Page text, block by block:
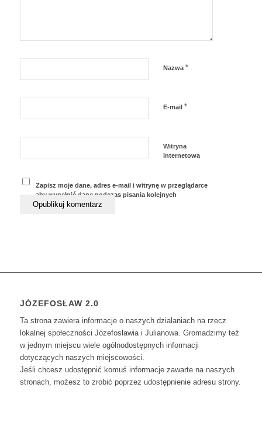
Nazwa *
E-mail *
Witryna
internetowa
Zapisz moje dane, adres e-mail i witrynę w przeglądarce
aby wypełnić dane podczas pisania kolejnych
komentarzy.
JÓZEFOSŁAW 2.0
Ta strona zawiera informacje o naszych dzialaniach na rzecz
lokalnej społeczności Józefosławia i Julianowa. Gromadzimy też
w jednym miejscu wiele ogólnodostępnych informacji
dotyczących naszych miejscowości.
Jeśli chcesz udostępnić komuś informacje zawarte na naszych
stronach, możesz to zrobić poprzez udostępnienie adresu strony.